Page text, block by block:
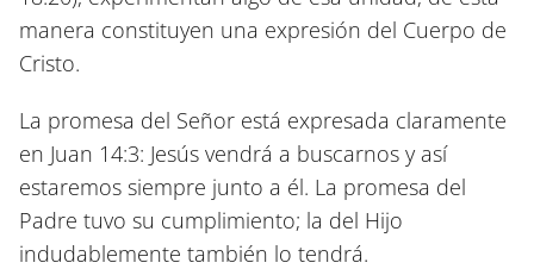
manera constituyen una expresión del Cuerpo de
Cristo.
La promesa del Señor está expresada claramente
en Juan 14:3: Jesús vendrá a buscarnos y así
estaremos siempre junto a él. La promesa del
Padre tuvo su cumplimiento; la del Hijo
indudablemente también lo tendrá.